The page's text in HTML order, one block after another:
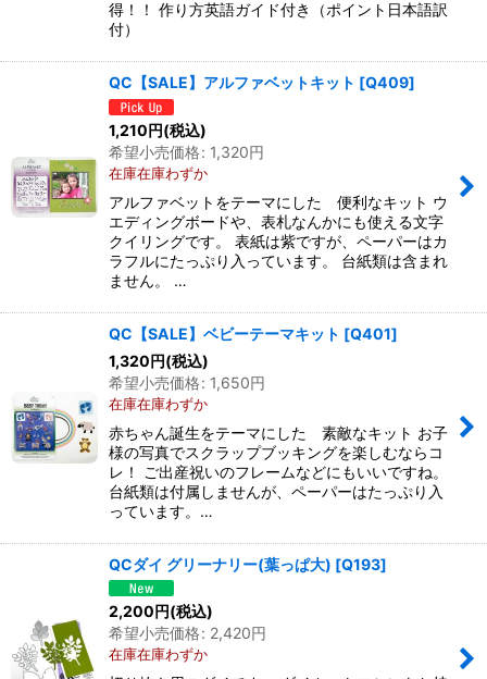
得！！ 作り方英語ガイド付き（ポイント日本語訳
付）
QC【SALE】アルファベットキット [Q409]
1,210円(税込)
希望小売価格: 1,320円
在庫在庫わずか
アルファベットをテーマにした 便利なキット ウ
エディングボードや、表札なんかにも使える文字
クイリングです。 表紙は紫ですが、ペーパーはカ
ラフルにたっぷり入っています。 台紙類は含まれ
ません。 …
QC【SALE】ベビーテーマキット [Q401]
1,320円(税込)
希望小売価格: 1,650円
在庫在庫わずか
赤ちゃん誕生をテーマにした 素敵なキット お子
様の写真でスクラップブッキングを楽しむならコ
レ！ ご出産祝いのフレームなどにもいいですね。
台紙類は付属しませんが、ペーパーはたっぷり入
っています。…
QCダイ グリーナリー(葉っぱ大) [Q193]
2,200円(税込)
希望小売価格: 2,420円
在庫在庫わずか